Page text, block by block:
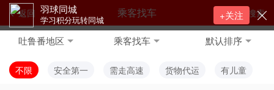
返回 搜索
乘客找车
吐鲁番地区 乘客找车 默认排序
不限 安全第一 需走高速 货物代运 有儿童
羽球同城
学习积分玩转同城 +关注